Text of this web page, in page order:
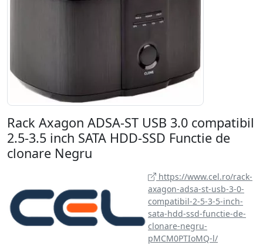
Rack Axagon ADSA-ST USB 3.0 compatibil
2.5-3.5 inch SATA HDD-SSD Functie de
clonare Negru
https://www.cel.ro/rack-
axagon-adsa-st-usb-3-0-
compatibil-2-5-3-5-inch-
sata-hdd-ssd-functie-de-
clonare-negru-
pMCM0PTIoMQ-l/